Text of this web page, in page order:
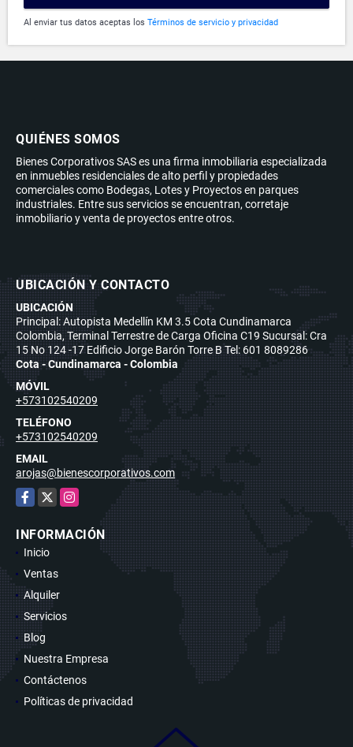
Al enviar tus datos aceptas los Términos de servicio y privacidad
QUIÉNES SOMOS
Bienes Corporativos SAS es una firma inmobiliaria especializada
en inmuebles residenciales de alto perfil y propiedades
comerciales como Bodegas, Lotes y Proyectos en parques
industriales. Entre sus servicios se encuentran, corretaje
inmobiliario y venta de proyectos entre otros.
UBICACIÓN Y CONTACTO
UBICACIÓN
Principal: Autopista Medellín KM 3.5 Cota Cundinamarca
Colombia, Terminal Terrestre de Carga Oficina C19 Sucursal: Cra
15 No 124 -17 Edificio Jorge Barón Torre B Tel: 601 8089286
Cota - Cundinamarca - Colombia
MÓVIL
+573102540209
TELÉFONO
+573102540209
EMAIL
arojas@bienescorporativos.com
Facebook
X Instagram
INFORMACIÓN
Inicio
Ventas
Alquiler
Servicios
Blog
Nuestra Empresa
Contáctenos
Políticas de privacidad